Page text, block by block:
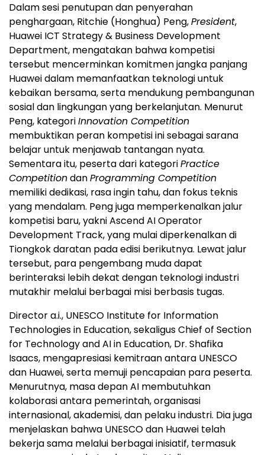
Dalam sesi penutupan dan penyerahan
penghargaan, Ritchie (Honghua) Peng,President,
Huawei ICT Strategy & Business Development
Department, mengatakan bahwa kompetisi
tersebut mencerminkan komitmen jangka panjang
Huawei dalam memanfaatkan teknologi untuk
kebaikan bersama, serta mendukung pembangunan
sosial dan lingkungan yang berkelanjutan. Menurut
Peng, kategoriInnovation Competition
membuktikan peran kompetisi ini sebagai sarana
belajar untuk menjawab tantangan nyata.
Sementara itu, peserta dari kategoriPractice
CompetitiondanProgramming Competition
memiliki dedikasi, rasa ingin tahu, dan fokus teknis
yang mendalam. Peng juga memperkenalkan jalur
kompetisi baru, yakni Ascend AI Operator
Development Track, yang mulai diperkenalkan di
Tiongkok daratan pada edisi berikutnya. Lewat jalur
tersebut, para pengembang muda dapat
berinteraksi lebih dekat dengan teknologi industri
mutakhir melalui berbagai misi berbasis tugas.
Director a.i., UNESCO Institute for Information
Technologies in Education, sekaligus Chief of Section
for Technology and AI in Education, Dr. Shafika
Isaacs, mengapresiasi kemitraan antara UNESCO
dan Huawei, serta memuji pencapaian para peserta.
Menurutnya, masa depan AI membutuhkan
kolaborasi antara pemerintah, organisasi
internasional, akademisi, dan pelaku industri. Dia juga
menjelaskan bahwa UNESCO dan Huawei telah
bekerja sama melalui berbagai inisiatif, termasuk